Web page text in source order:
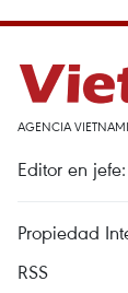
AGENCIA
Editor en
Propiedad
RSS